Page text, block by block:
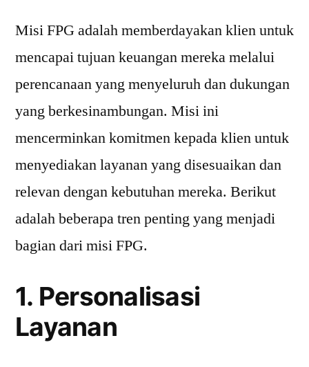
Misi FPG adalah memberdayakan klien untuk
mencapai tujuan keuangan mereka melalui
perencanaan yang menyeluruh dan dukungan
yang berkesinambungan. Misi ini
mencerminkan komitmen kepada klien untuk
menyediakan layanan yang disesuaikan dan
relevan dengan kebutuhan mereka. Berikut
adalah beberapa tren penting yang menjadi
bagian dari misi FPG.
1. Personalisasi
Layanan